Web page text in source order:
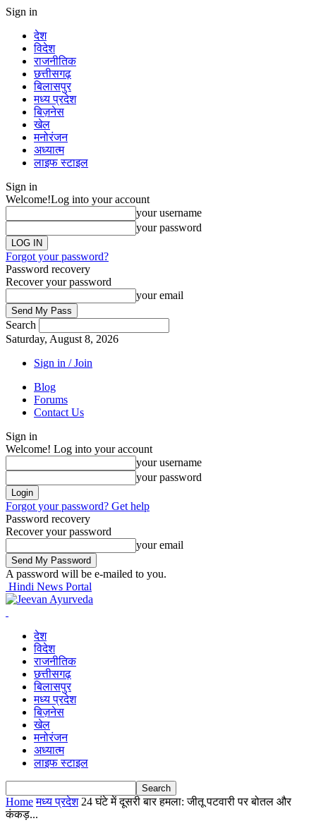
Sign in
देश
विदेश
राजनीतिक
छत्तीसगढ़
बिलासपुर
मध्य प्रदेश
बिज़नेस
खेल
मनोरंजन
अध्यात्म
लाइफ स्टाइल
Sign in
Welcome!Log into your account
your username
your password
Forgot your password?
Password recovery
Recover your password
your email
Search
Saturday, August 8, 2026
Sign in / Join
Blog
Forums
Contact Us
Sign in
Welcome! Log into your account
your username
your password
Forgot your password? Get help
Password recovery
Recover your password
your email
A password will be e-mailed to you.
Hindi News Portal
देश
विदेश
राजनीतिक
छत्तीसगढ़
बिलासपुर
मध्य प्रदेश
बिज़नेस
खेल
मनोरंजन
अध्यात्म
लाइफ स्टाइल
Home मध्य प्रदेश 24 घंटे में दूसरी बार हमला: जीतू पटवारी पर बोतल और
कंकड़...